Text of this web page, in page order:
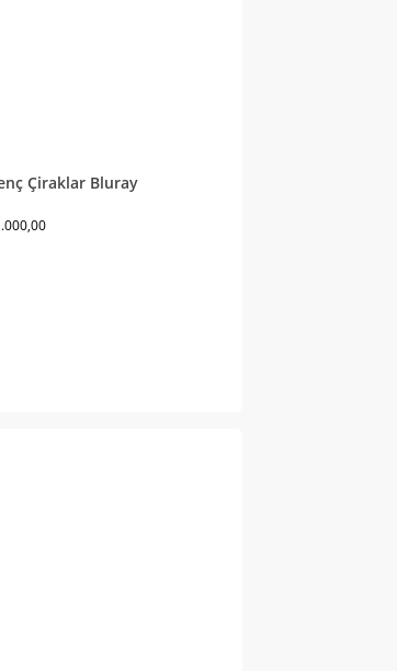
Çiraklar Bluray